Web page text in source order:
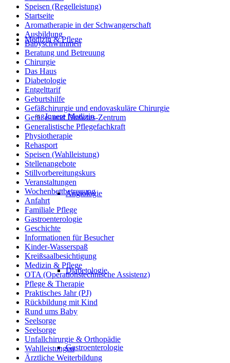
Medizin & Pflege
Innere Medizin
Angiologie
Diabetologie
Gastroenterologie
Speisen (Regelleistung)
Startseite
Aromatherapie in der Schwangerschaft
Ausbildung
Babyschwimmen
Beratung und Betreuung
Chirurgie
Das Haus
Diabetologie
Entgelttarif
Geburtshilfe
Gefäßchirurgie und endovaskuläre Chirurgie
Gefäße- und Diabetes-Zentrum
Generalistische Pflegefachkraft
Physiotherapie
Rehasport
Speisen (Wahlleistung)
Stellenangebote
Stillvorbereitungskurs
Veranstaltungen
Wochenbettbetreuung
Anfahrt
Familiale Pflege
Gastroenterologie
Geschichte
Informationen für Besucher
Kinder-Wasserspaß
Kreißsaalbesichtigung
Medizin & Pflege
OTA (Operationstechnische Assistenz)
Pflege & Therapie
Praktisches Jahr (PJ)
Rückbildung mit Kind
Rund ums Baby
Seelsorge
Seelsorge
Unfallchirurgie & Orthopädie
Wahlleistungen
Ärztliche Weiterbildung